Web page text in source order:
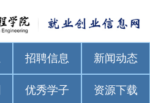
招聘信息 新闻动态
优秀学子 资源下载